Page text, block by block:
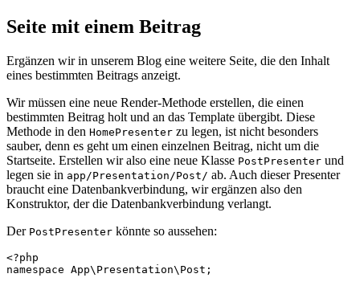
Seite mit einem Beitrag
Ergänzen wir in unserem Blog eine weitere Seite, die den Inhalt
eines bestimmten Beitrags anzeigt.
Wir müssen eine neue Render-Methode erstellen, die einen
bestimmten Beitrag holt und an das Template übergibt. Diese
Methode in den HomePresenter zu legen, ist nicht besonders
sauber, denn es geht um einen einzelnen Beitrag, nicht um die
Startseite. Erstellen wir also eine neue Klasse PostPresenter und
legen sie in app/Presentation/Post/ ab. Auch dieser Presenter
braucht eine Datenbankverbindung, wir ergänzen also den
Konstruktor, der die Datenbankverbindung verlangt.
Der PostPresenter könnte so aussehen:
<?php
namespace App\Presentation\Post;